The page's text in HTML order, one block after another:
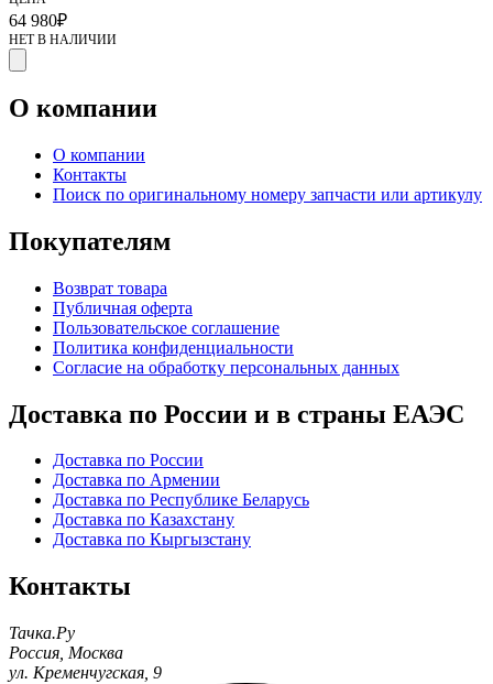
64 980₽
НЕТ В НАЛИЧИИ
О компании
О компании
Контакты
Поиск по оригинальному номеру запчасти или артикулу
Покупателям
Возврат товара
Публичная оферта
Пользовательское соглашение
Политика конфиденциальности
Согласие на обработку персональных данных
Доставка по России и в страны ЕАЭС
Доставка по России
Доставка по Армении
Доставка по Республике Беларусь
Доставка по Казахстану
Доставка по Кыргызстану
Контакты
Тачка.Ру
Россия Москва
ул. Кременчугская, 9